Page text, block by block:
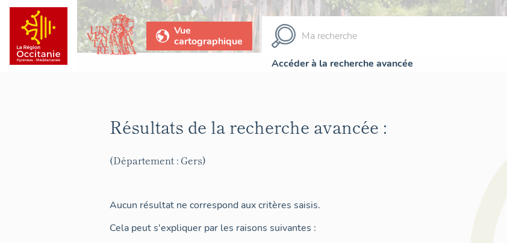
Vue
cartographique
Accéder à la recherche avancée
Résultats de la recherche avancée :
(Département : Gers)
Aucun résultat ne correspond aux critères saisis.
Cela peut s'expliquer par les raisons suivantes :